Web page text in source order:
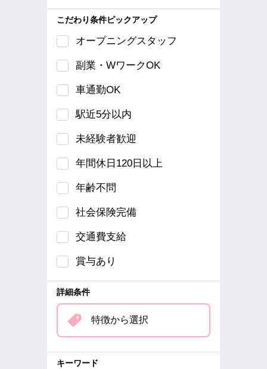
こだわり条件ピックアップ
オープニングスタッフ
副業・WワークOK
車通勤OK
駅近5分以内
未経験者歓迎
年間休日120日以上
年齢不問
社会保険完備
交通費支給
賞与あり
詳細条件
特徴から選択
キーワード